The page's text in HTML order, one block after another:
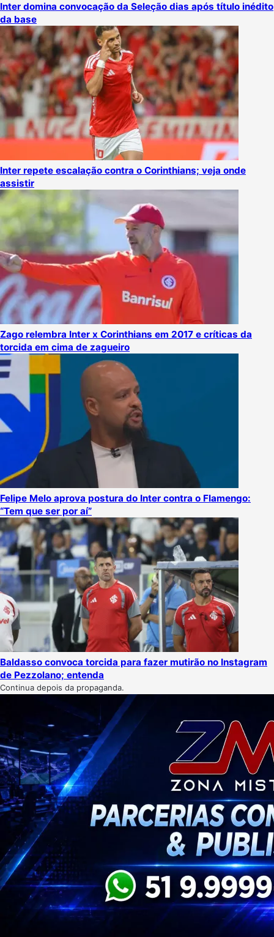
Inter domina convocação da Seleção dias após título inédito
da base
Inter repete escalação contra o Corinthians; veja onde
assistir
Zago relembra Inter x Corinthians em 2017 e críticas da
torcida em cima de zagueiro
Felipe Melo aprova postura do Inter contra o Flamengo:
“Tem que ser por aí”
Baldasso convoca torcida para fazer mutirão no Instagram
de Pezzolano; entenda
Continua depois da propaganda.